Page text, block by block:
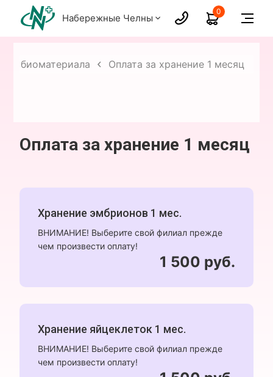
Набережные Челны
0
биоматериала Оплата за хранение 1 месяц
Оплата за хранение 1 месяц
Хранение эмбрионов 1 мес.
ВНИМАНИЕ! Выберите свой филиал прежде
чем произвести оплату!
1 500 руб.
Хранение яйцеклеток 1 мес.
ВНИМАНИЕ! Выберите свой филиал прежде
чем произвести оплату!